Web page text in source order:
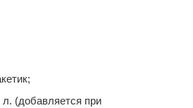
л. (добавляется при